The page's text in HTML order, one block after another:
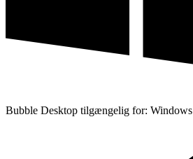
Bubble Desktop tilgængelig for: Windows